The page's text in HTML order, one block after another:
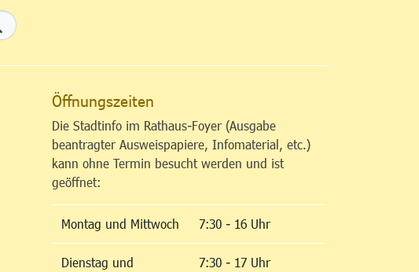
Formularschaltfläche
Öffnungszeiten
Die Stadtinfo im Rathaus-Foyer (Ausgabe
beantragter Ausweispapiere, Infomaterial, etc.)
kann ohne Termin besucht werden und ist
geöffnet:
Montag und Mittwoch 7:30 - 16 Uhr
Dienstag und
7:30 - 17 Uhr